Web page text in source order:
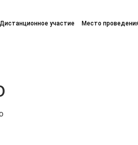
Дистанционное участие Место